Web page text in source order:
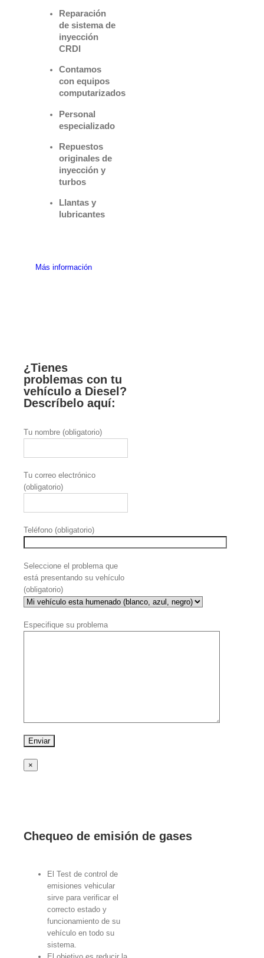
Reparación
de sistema de
inyección
CRDI
Contamos
con equipos
computarizados
Personal
especializado
Repuestos
originales de
inyección y
turbos
Llantas y
lubricantes
Más información
¿Tienes
problemas con tu
vehículo a Diesel?
Descríbelo aquí:
Tu nombre (obligatorio)
Tu correo electrónico
(obligatorio)
Teléfono (obligatorio)
Seleccione el problema que
está presentando su vehículo
(obligatorio)
Especifique su problema
×
Chequeo de emisión de gases
El Test de control de
emisiones vehicular
sirve para verificar el
correcto estado y
funcionamiento de su
vehículo en todo su
sistema.